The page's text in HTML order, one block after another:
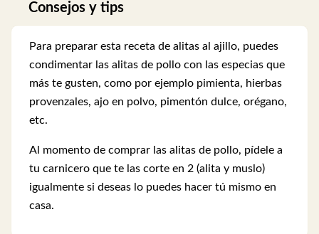
Consejos y tips
Para preparar esta receta de alitas al ajillo, puedes
condimentar las alitas de pollo con las especias que
más te gusten, como por ejemplo pimienta, hierbas
provenzales, ajo en polvo, pimentón dulce, orégano,
etc.
Al momento de comprar las alitas de pollo, pídele a
tu carnicero que te las corte en 2 (alita y muslo)
igualmente si deseas lo puedes hacer tú mismo en
casa.